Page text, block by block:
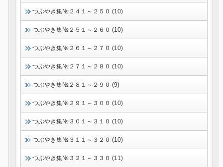
つぶやき集№２４１～２５０ (10)
つぶやき集№２５１～２６０ (10)
つぶやき集№２６１～２７０ (10)
つぶやき集№２７１～２８０ (10)
つぶやき集№２８１～２９０ (9)
つぶやき集№２９１～３００ (10)
つぶやき集№３０１～３１０ (10)
つぶやき集№３１１～３２０ (10)
つぶやき集№３２１～３３０ (11)